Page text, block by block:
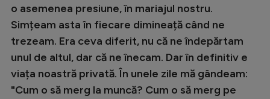
o asemenea presiune, în mariajul nostru.
Simțeam asta în fiecare dimineață când ne
trezeam. Era ceva diferit, nu că ne îndepărtam
unul de altul, dar că ne înecam. Dar în definitiv e
viața noastră privată. În unele zile mă gândeam:
"Cum o să merg la muncă? Cum o să merg pe